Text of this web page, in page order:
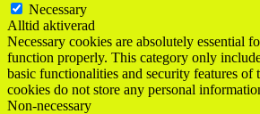
Necessary
Alltid aktiverad
Necessary cookies are absolutely essential
function properly. This category only
basic functionalities and security features of
cookies do not store any personal
Non-necessary